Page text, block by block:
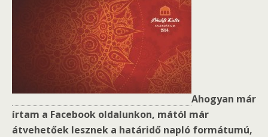
Ahogyan már
írtam a Facebook oldalunkon, mától már
átvehetőek lesznek a határidő napló formátumú,